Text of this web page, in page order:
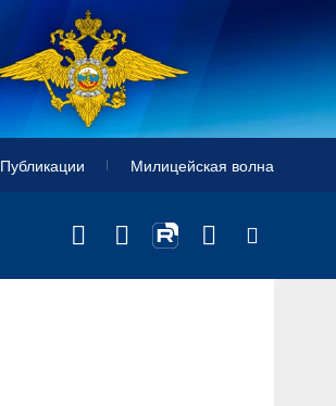
Публикации Милицейская волна